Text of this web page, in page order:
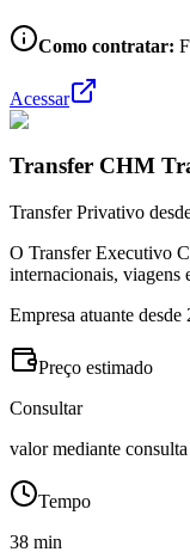
Como contratar:
Acessar
Transfer CHM
Transfer Privativo
O Transfer Executivo
internacionais, viagens
Empresa atuante
Preço estimado
Consultar
valor mediante consulta
Tempo
38 min